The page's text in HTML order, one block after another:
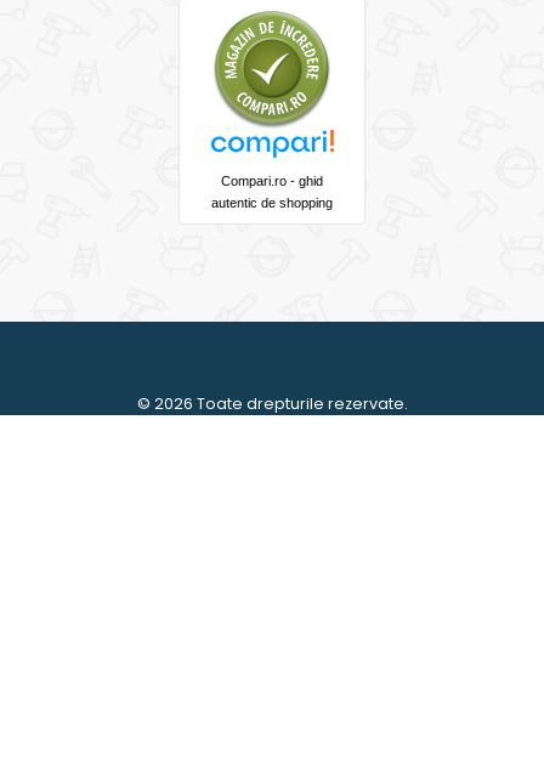
Compari.ro - ghid
autentic de shopping
© 2026 Toate drepturile rezervate.